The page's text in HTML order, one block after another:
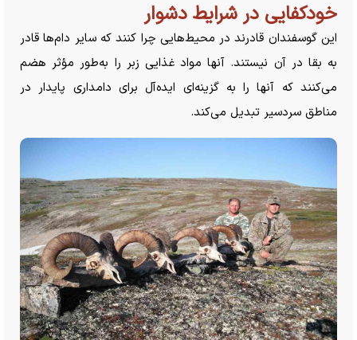
خودکفایی در شرایط دشوار
این گوسفندان قادرند در محیط‌هایی چرا کنند که سایر دام‌ها قادر
به بقا در آن نیستند. آنها مواد غذایی زبر را به‌طور مؤثر هضم
می‌کنند که آنها را به گزینه‌ای ایده‌آل برای دامداری پایدار در
مناطق سردسیر تبدیل می‌کند.